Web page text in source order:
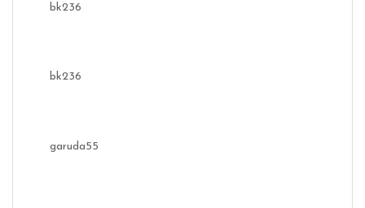
bk236
bk236
garuda55